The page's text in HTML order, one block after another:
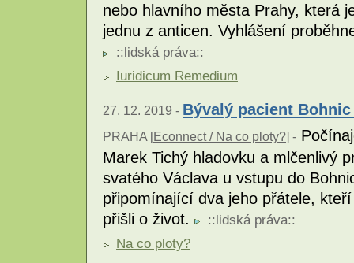
nebo hlavního města Prahy, která
jednu z anticen. Vyhlášení
:: lidská práva::
Iuridicum Remedium
27. 12. 2019 - Bývalý pacient
PRAHA [Econnect / Na co ploty?] -
Marek Tichý hladovku a mlčenlivý
svatého Václava u vstupu do
připomínající dva jeho přátele,
přišli o život.
::lidská práva::
Na co ploty?